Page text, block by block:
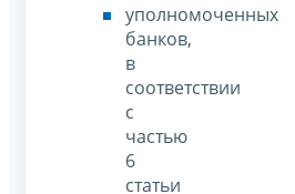
уполномоченных
банков,
в
соответствии
с
частью
6
статьи